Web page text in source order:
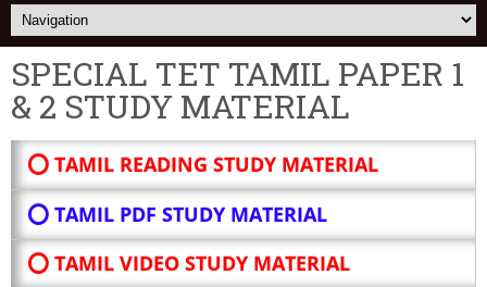
SPECIAL TET TAMIL PAPER 1
& 2 STUDY MATERIAL
⭕ TAMIL READING STUDY MATERIAL
⭕ TAMIL PDF STUDY MATERIAL
⭕ TAMIL VIDEO STUDY MATERIAL